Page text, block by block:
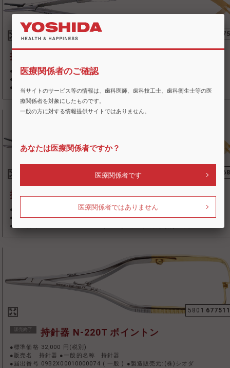
持針器 カストロビージョ 直
●標準価格 78,000 円(税別)
●販売名 持針器 カストロビージョ 直 ●一般的名称 持針器
●届出番号 09B2X00010000268
一般)●製造販売元:(株)シオダ
持針器 カストロビージョ 曲
●標準価格 82,000 円(税別)
●販売名 持針器 カストロビージョ 曲 ●一般的名称 持針器
●届出番号 09B2X00010000268
5801
販売終了 持針器 N-220T ボイントン
●標準価格 32,000 円(税別)
●販売名 持針器 ●一般的名称 持針器
●届出番号 09B2X00010000074 ( 一般 ) ●製造販売元:(株)シオダ
医療関係者のご確認
当サイトのサービス等の情報は、歯科医師、歯科技工士、歯科衛生士等の医
療関係者を対象にしたものです。
一般の方に対する情報提供サイトではありません。
あなたは医療関係者ですか？
医療関係者です
医療関係者ではありません